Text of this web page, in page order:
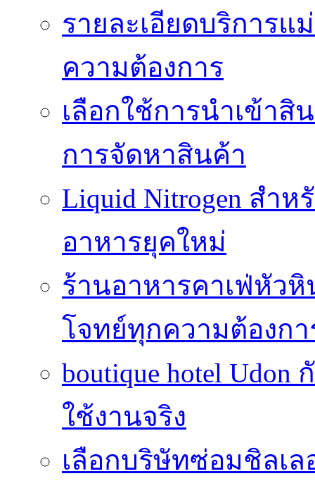
รายละเอียดบริการ
ความต้องการ
เลือกใช้การนำเข้า
การจัดหาสินค้า
Liquid Nitrogen สำ
อาหารยุคใหม่
ร้านอาหารคาเฟ่หัว
โจทย์ทุกความต้องกา
boutique hotel
ใช้งานจริง
เลือกบริษัทซ่อมชิลเ